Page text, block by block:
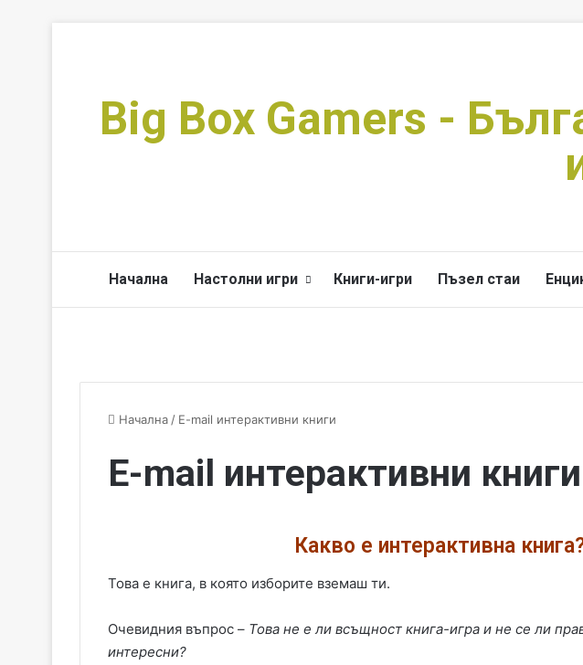
Big Box Gamers -
Начална Настолни игри Книги-игри Пъзел стаи
Начална / E-mail интерактивни книги
E-mail интерактивни книги
Какво е интерактивна
Това е книга, в която изборите вземаш ти.
Очевидния въпрос – Това не е ли всъщност книга-игра и не се ли
интересни?